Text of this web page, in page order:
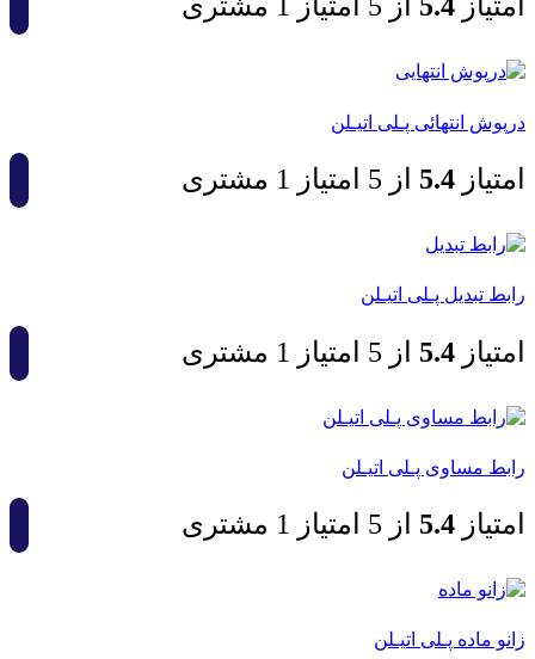
امتیاز 4.5 از 5 امتیاز 1 مشتری
درپوش انتهائی پـلی اتیـلن
امتیاز 4.5 از 5 امتیاز 1 مشتری
رابط تبدیل پـلی اتیـلن
امتیاز 4.5 از 5 امتیاز 1 مشتری
رابط مساوی پـلی اتیـلن
امتیاز 4.5 از 5 امتیاز 1 مشتری
زانو ماده پـلی اتیـلن